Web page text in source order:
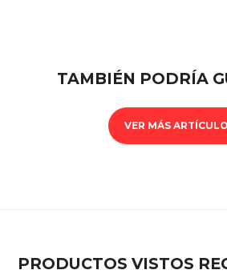
TAMBIÉN PODRÍA
VER MÁS
PRODUCTOS VISTOS